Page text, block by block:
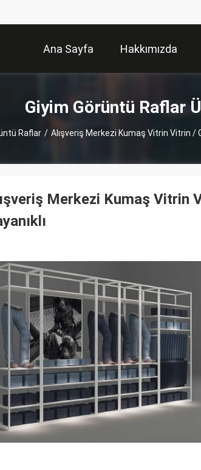
Ana Sayfa Hakkımızda
Giyim Görüntü Raflar
Raflar / Alışveriş Merkezi Kumaş Vitrin Vitrin /
Merkezi Kumaş Vitrin